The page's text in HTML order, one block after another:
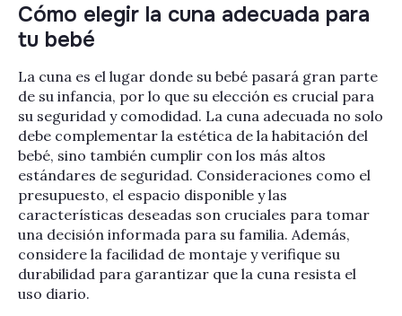
Cómo elegir la cuna adecuada para
tu bebé
La cuna es el lugar donde su bebé pasará gran parte
de su infancia, por lo que su elección es crucial para
su seguridad y comodidad. La cuna adecuada no solo
debe complementar la estética de la habitación del
bebé, sino también cumplir con los más altos
estándares de seguridad. Consideraciones como el
presupuesto, el espacio disponible y las
características deseadas son cruciales para tomar
una decisión informada para su familia. Además,
considere la facilidad de montaje y verifique su
durabilidad para garantizar que la cuna resista el
uso diario.